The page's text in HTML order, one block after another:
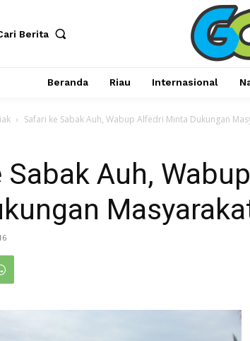
Berita
Beranda Riau Internasional
Safari ke Sabak Auh, Wabup Alfedri Minta Dukungan
Sabak Auh,